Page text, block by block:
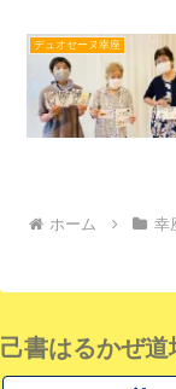
デュオセーヌ幸座
ホーム 幸
己書はるかぜ